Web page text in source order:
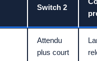
Switch 2
Attendu
plus court